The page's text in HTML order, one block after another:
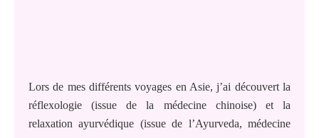
Lors de mes différents voyages en Asie, j’ai découvert la
réflexologie (issue de la médecine chinoise) et la
relaxation ayurvédique (issue de l’Ayurveda, médecine